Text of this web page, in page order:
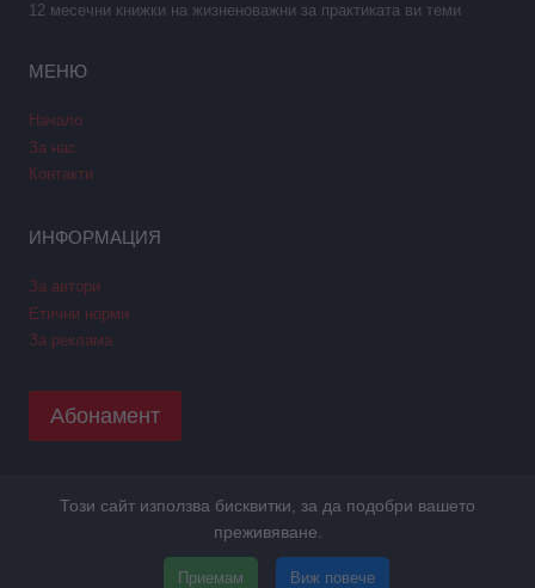
12 месечни книжки на жизненоважни за практиката ви теми
МЕНЮ
Начало
За нас
Контакти
ИНФОРМАЦИЯ
За автори
Етични норми
За реклама
Абонамент
Copyright © 2026 GPNews. Всички права запазени.
Този сайт използва бисквитки, за да подобри вашето
преживяване.
Приемам Виж повече